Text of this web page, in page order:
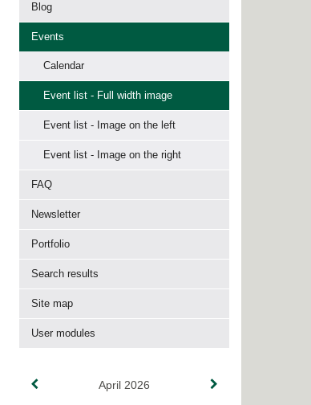
Blog
Events
Calendar
Event list - Full width image
Event list - Image on the left
Event list - Image on the right
FAQ
Newsletter
Portfolio
Search results
Site map
User modules
April 2026